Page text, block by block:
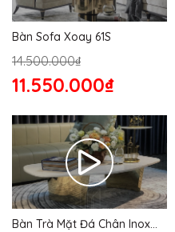
Bàn Sofa Xoay 61S
14.500.000₫
11.550.000₫
Bàn Trà Mặt Đá Chân Inox